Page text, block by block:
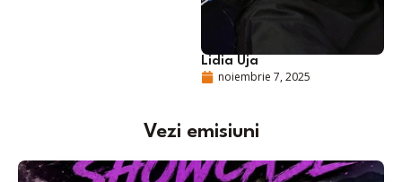
Lidia Uja
noiembrie 7, 2025
Vezi emisiuni